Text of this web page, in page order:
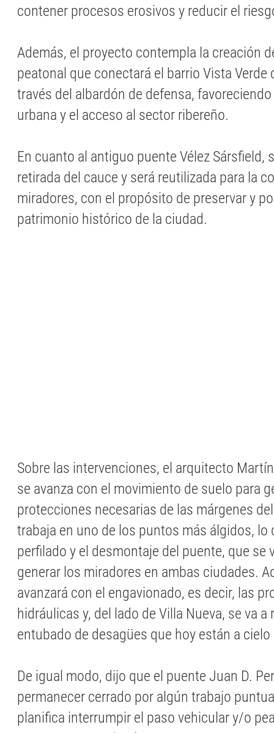
contener procesos erosivos y reducir el
Además, el proyecto contempla la creación
peatonal que conectará el barrio Vista Verde
través del albardón de defensa,
urbana y el acceso al sector ribereño.
En cuanto al antiguo puente Vélez Sársfield,
retirada del cauce y será reutilizada para la
miradores, con el propósito de preservar y
patrimonio histórico de la ciudad.
Sobre las intervenciones, el arquitecto
se avanza con el movimiento de suelo para
protecciones necesarias de las márgenes
trabaja en uno de los puntos más álgidos, lo
perfilado y el desmontaje del puente, que se
generar los miradores en ambas ciudades.
avanzará con el engavionado, es decir, las
hidráulicas y, del lado de Villa Nueva, se va a
entubado de desagües que hoy están a
De igual modo, dijo que el puente Juan D.
permanecer cerrado por algún trabajo
planifica interrumpir el paso vehicular y/o